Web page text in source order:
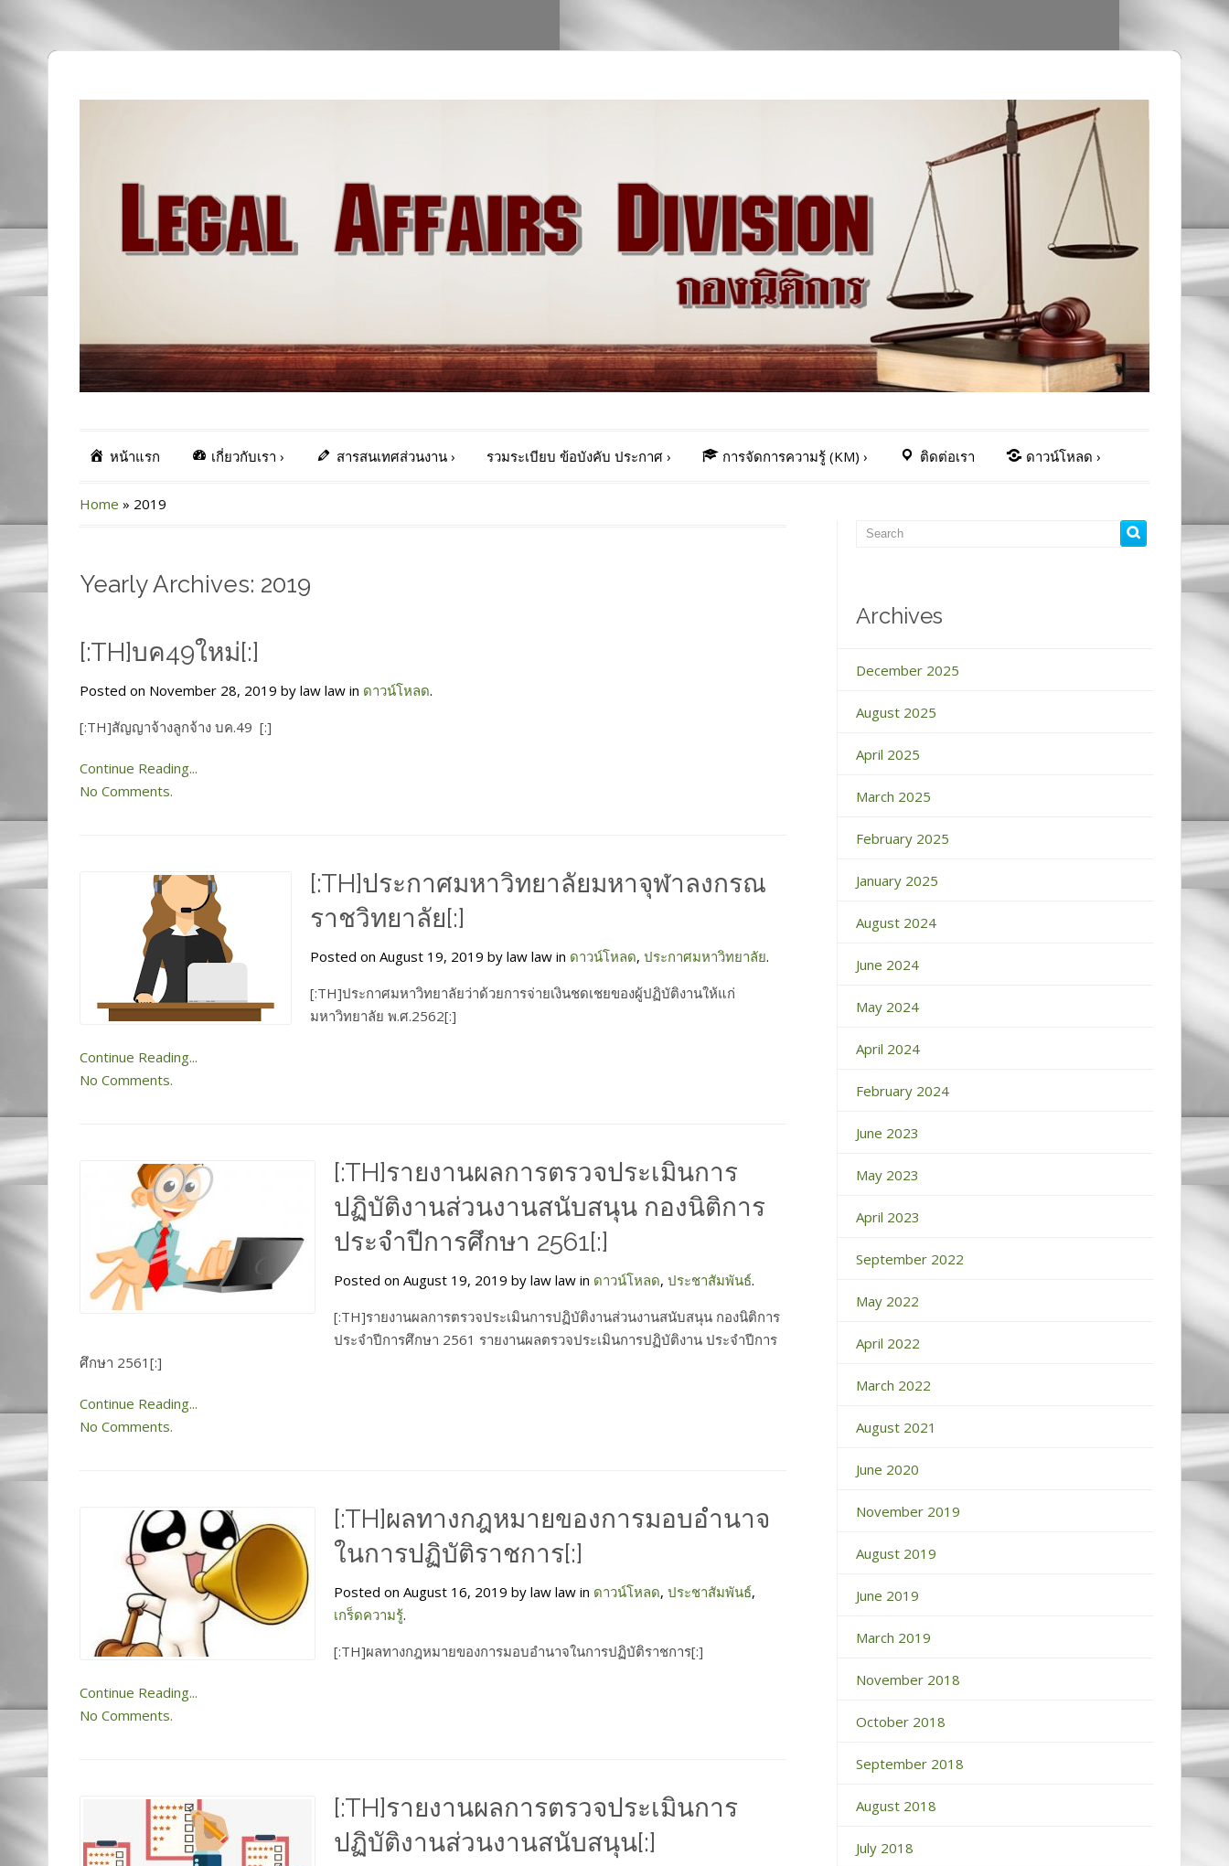
หน้าแรก เกี่ยวกับเรา › สารสนเทศส่วนงาน› รวมระเบียบ ข้อบังคับ ประกาศ› การจัดการความรู้ (KM) › ติดต่อเรา ดาวน์โหลด ›
Home » 2019
Yearly Archives: 2019
[:TH]บค49ใหม่[:]
Posted on November 28, 2019 by law law in ดาวน์โหลด.
[:TH]สัญญาจ้างลูกจ้าง บค.49 [:]
Continue Reading...
No Comments.
[:TH]ประกาศมหาวิทยาลัยมหาจุฬาลงกรณ
ราชวิทยาลัย[:]
Posted on August 19, 2019 by law law in ดาวน์โหลด, ประกาศมหาวิทยาลัย.
[:TH]ประกาศมหาวิทยาลัยว่าด้วยการจ่ายเงินชดเชยของผู้ปฏิบัติงานให้แก่
มหาวิทยาลัย พ.ศ.2562[:]
Continue Reading...
No Comments.
[:TH]รายงานผลการตรวจประเมินการ
ปฏิบัติงานส่วนงานสนับสนุน กองนิติการ
ประจำปีการศึกษา 2561[:]
Posted on August 19, 2019 by law law in ดาวน์โหลด, ประชาสัมพันธ์.
[:TH]รายงานผลการตรวจประเมินการปฏิบัติงานส่วนงานสนับสนุน กองนิติการ
ประจำปีการศึกษา 2561 รายงานผลตรวจประเมินการปฏิบัติงาน ประจำปีการ
ศึกษา 2561[:]
Continue Reading...
No Comments.
[:TH]ผลทางกฎหมายของการมอบอำนาจ
ในการปฏิบัติราชการ[:]
Posted on August 16, 2019 by law law in ดาวน์โหลด, ประชาสัมพันธ์,
เกร็ดความรู้.
[:TH]ผลทางกฎหมายของการมอบอำนาจในการปฏิบัติราชการ[:]
Continue Reading...
No Comments.
[:TH]รายงานผลการตรวจประเมินการ
ปฏิบัติงานส่วนงานสนับสนุน[:]
Archives
December 2025
August 2025
April 2025
March 2025
February 2025
January 2025
August 2024
June 2024
May 2024
April 2024
February 2024
June 2023
May 2023
April 2023
September 2022
May 2022
April 2022
March 2022
August 2021
June 2020
November 2019
August 2019
June 2019
March 2019
November 2018
October 2018
September 2018
August 2018
July 2018